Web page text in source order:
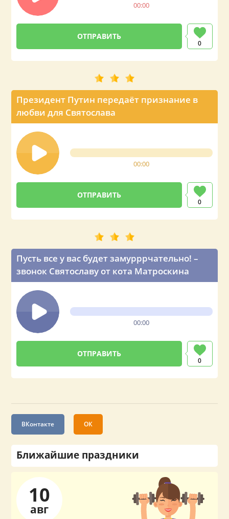
00:00
0
Президент Путин передаёт признание в
любви для Святослава
00:00
0
Пусть все у вас будет замурррчательно! –
звонок Святославу от кота Матроскина
00:00
0
ВКонтакте ОК
Ближайшие праздники
10
авг